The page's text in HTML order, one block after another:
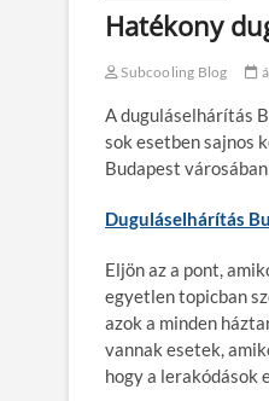
Hatékony
Subcooling Blog
A duguláselhárítás
sok esetben sajnos
Budapest
Duguláselhárítás
Eljön az a pont,
egyetlen topicban
azok a minden
vannak esetek,
hogy a lerakódások